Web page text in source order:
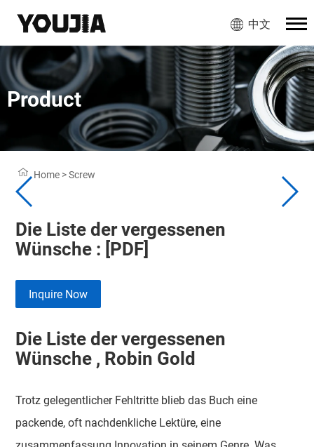
中文
Product
Home >Screw
Die Liste der vergessenen
Wünsche : [PDF]
Inquire Now
Die Liste der vergessenen
Wünsche , Robin Gold
Trotz gelegentlicher Fehltritte blieb das Buch eine
packende, oft nachdenkliche Lektüre, eine